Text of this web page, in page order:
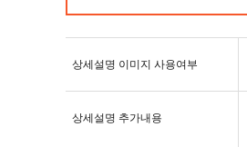
상세설명 이미지 사용여부
상세설명 추가내용